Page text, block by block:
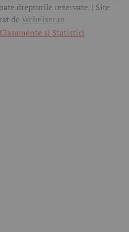
drepturile rezervate. | Site
de WebFixer.ro